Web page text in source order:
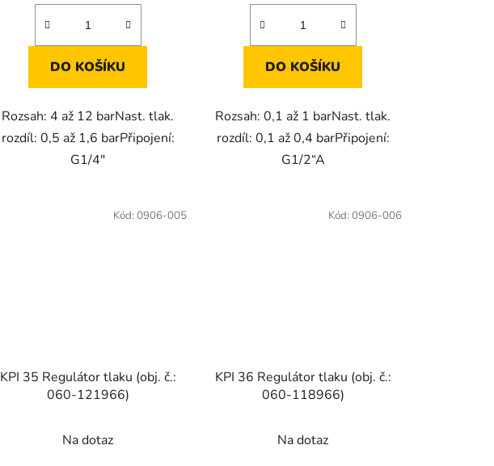
DO KOŠÍKU
Rozsah: 4 až 12 barNast. tlak.
rozdíl: 0,5 až 1,6 barPřipojení:
G1/4"
5,0
z
hvězdiček.
DO KOŠÍKU
Rozsah: 0,1 až 1 barNast. tlak.
rozdíl: 0,1 až 0,4 barPřipojení:
G1/2“A
KPI 35 Regulátor tlaku (obj. č.:
060-121966)
Na dotaz
Kód: 0906-005
KPI 36 Regulátor tlaku (obj. č.:
060-118966)
Na dotaz
Kód: 0906-006